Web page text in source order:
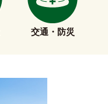
交通・防災